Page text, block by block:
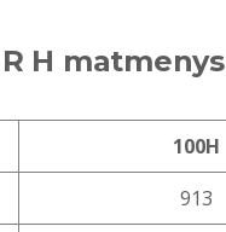
H matmenys
100H
913